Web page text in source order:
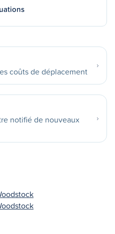
coûts de déplacement
notifié de nouveaux